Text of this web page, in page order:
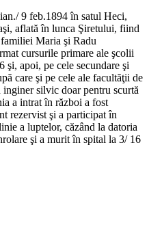
9 feb.1894 în satul Heci,
aflată în lunca Şiretului, fiind
Maria şi Radu
cursurile primare ale şcolii
şi, apoi, pe cele secundare şi
care şi pe cele ale facultăţii de
silvic doar pentru scurtă
a intrat în război a fost
rezervist şi a participat în
a luptelor, căzând la datoria
şi a murit în spital la 3/ 16